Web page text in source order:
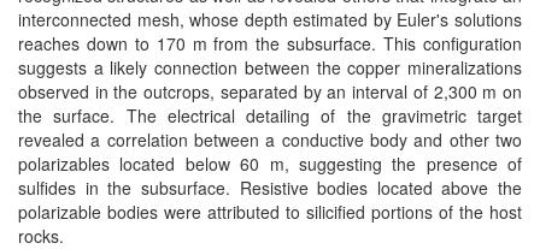
interconnected mesh, whose depth estimated by Euler's solutions
reaches down to 170 m from the subsurface. This configuration
suggests a likely connection between the copper mineralizations
observed in the outcrops, separated by an interval of 2,300 m on
the surface. The electrical detailing of the gravimetric target
revealed a correlation between a conductive body and other two
polarizables located below 60 m, suggesting the presence of
sulfides in the subsurface. Resistive bodies located above the
polarizable bodies were attributed to silicified portions of the host
rocks.